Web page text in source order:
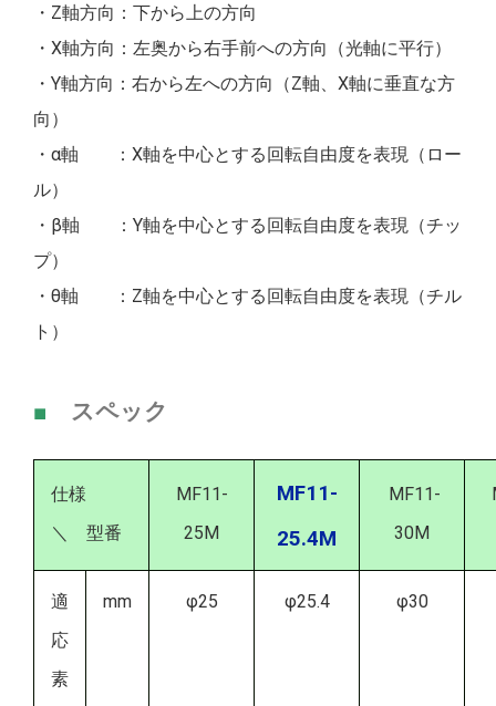
・Z軸方向：下から上の方向
・X軸方向：左奥から右手前への方向（光軸に平行）
・Y軸方向：右から左への方向（Z軸、X軸に垂直な方
向）
・α軸 ：X軸を中心とする回転自由度を表現（ロー
ル）
・β軸 ：Y軸を中心とする回転自由度を表現（チッ
プ）
・θ軸 ：Z軸を中心とする回転自由度を表現（チル
ト）
■ スペック
仕様
＼ 型番
MF11-
25M
MF11-
25.4M
MF11-
30M
適
応
素
mm φ25 φ25.4 φ30